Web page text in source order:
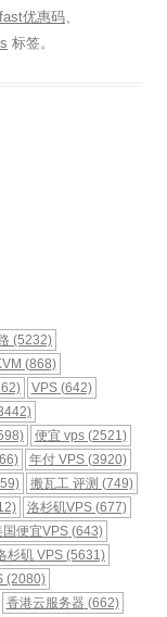
优惠码、
标签。
(5232)
(868)
VPS(642)
便宜 vps(2521)
年付 VPS(3920)
搬瓦工 评测 (749)
洛杉矶VPS(677)
国便宜VPS(643)
杉矶 VPS (5631)
(2080)
香港云服务器 (662)